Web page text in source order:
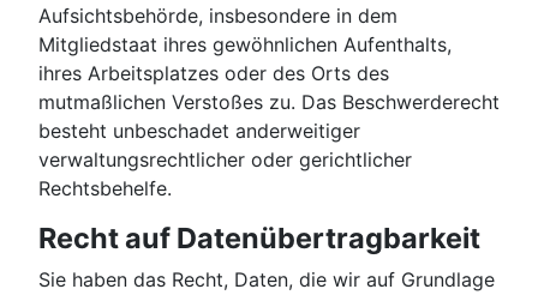
Aufsichtsbehörde, insbesondere in dem
Mitgliedstaat ihres gewöhnlichen Aufenthalts,
ihres Arbeitsplatzes oder des Orts des
mutmaßlichen Verstoßes zu. Das Beschwerderecht
besteht unbeschadet anderweitiger
verwaltungsrechtlicher oder gerichtlicher
Rechtsbehelfe.
Recht auf Datenübertragbarkeit
Sie haben das Recht, Daten, die wir auf Grundlage